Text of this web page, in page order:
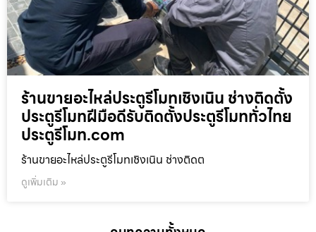
ร้านขายอะไหล่ประตูรีโมทเชิงเนิน ช่างติดตั้ง
ประตูรีโมทฝีมือดีรับติดตั้งประตูรีโมททั่วไทย
ประตูรีโมท.com
ร้านขายอะไหล่ประตูรีโมทเชิงเนิน ช่างติดต
ดูเพิ่มเติม »